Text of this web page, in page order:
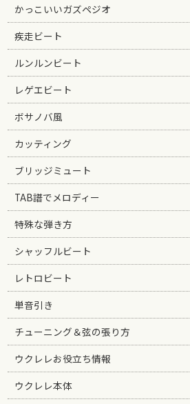
かっこいいガズペジオ
疾走ビート
ルンルンビート
レゲエビート
ボサノバ風
カッティング
ブリッジミュート
TAB譜でメロディー
特殊な弾き方
シャッフルビート
レトロビート
単音引き
チューニング＆弦の張り方
ウクレレお役立ち情報
ウクレレ本体